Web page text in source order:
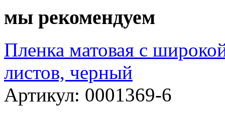
мы рекомендуем
Пленка матовая с
листов, черный
Артикул: 0001369-6